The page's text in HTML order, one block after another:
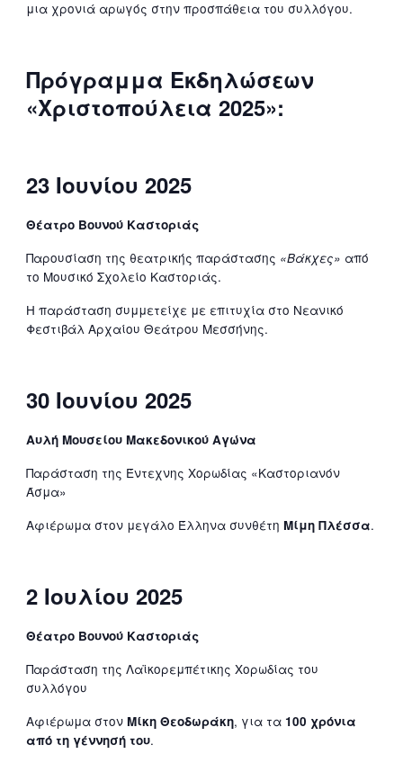
μια χρονιά αρωγός στην προσπάθεια του συλλόγου.
Πρόγραμμα Εκδηλώσεων
«Χριστοπούλεια 2025»:
23 Ιουνίου 2025
Θέατρο Βουνού Καστοριάς
Παρουσίαση της θεατρικής παράστασης «Βάκχες» από
το Μουσικό Σχολείο Καστοριάς.
Η παράσταση συμμετείχε με επιτυχία στο Νεανικό
Φεστιβάλ Αρχαίου Θεάτρου Μεσσήνης.
30 Ιουνίου 2025
Αυλή Μουσείου Μακεδονικού Αγώνα
Παράσταση της Έντεχνης Χορωδίας «Καστοριανόν
Άσμα»
Αφιέρωμα στον μεγάλο Έλληνα συνθέτη Μίμη Πλέσσα.
2 Ιουλίου 2025
Θέατρο Βουνού Καστοριάς
Παράσταση της Λαϊκορεμπέτικης Χορωδίας του
συλλόγου
Αφιέρωμα στον Μίκη Θεοδωράκη, για τα 100 χρόνια
από τη γέννησή του.